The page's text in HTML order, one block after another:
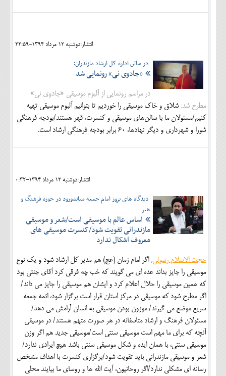
انتشار:دوشنبه 12 مرداد 1394-22:59
در سالن اداره کل ارشاد مازندران؛
«جادوی نی» رونمایی شد
در مراسم رونمایی از آلبوم موسیقی «جادوی نی»
مطرح شد: شلاق و خاک موسیقی را خوردیم تا بتوانیم آلبوم موسیقی تهیه
کنیم/مسئولان ما با سالن‌های موسیقی و کنسرت، قهر هستند/بودجه فرهنگی
شورا و شهرداری و دیگر نهادها، 60 برابر بودجه فرهنگی ارشاد است.
انتشار:دوشنبه 12 مرداد 1394-0:32
دیدگاه های بروز امام جمعه میاندورود در حوزه فرهنگ و
هنر
اساس عالم با موسیقی است/شعر و موسیقی
مازندرانی تقویت شود/کنسرت موسیقی های
معروف اشکال ندارد
حجت الاسلام رسولی:اگر امام زمان (عج) هم مدیر کل ارشاد شود و یک نوع
موسیقی را جایز بداند عده ای می گویند که خب چه فرقی کرد آقای جنتی بود
که همین موسیقی را حلال اعلام کرد و ایشان هم موسیقی را جایز می داند/
اگر مطرح شود که موسیقی در مرکز استان قرار است برگزار شود، ائمه جمعه
سریع موضع می گیرند/ موزون بودن موسیقی به انسان آرامش می دهد/
مسئولان فرهنگ و ارشاد متاسفانه در هر صورت متهم هستند/ در موسیقی
آنچه که برای ما مهم است موسیقی سنتی است/موسیقی جدید هم اگر وزن
موسیقی سنتی، با همان ایده و شکل موسیقی سنتی باشد هیچ ایرادی ندارد/
شعر و موسیقی مازندرانی باید تقویت شود/برگزاری کنسرت با اهداف مشخص
رسانه ای مشکلی ندارد/اگر روحانیون، آیت الله ها و روسای ما بیایند محلی